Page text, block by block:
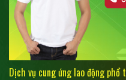
Dịch vụ cung ứng lao động